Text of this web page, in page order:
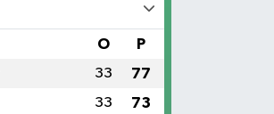
O P
33 77
33 73